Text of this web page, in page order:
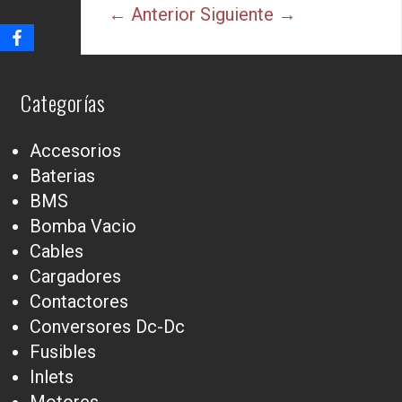
← Anterior Siguiente →
Categorías
Accesorios
Baterias
BMS
Bomba Vacio
Cables
Cargadores
Contactores
Conversores Dc-Dc
Fusibles
Inlets